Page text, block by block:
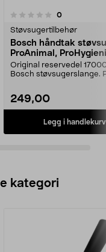
0anmeldelser
Støvsugertilbehør
Bosch håndtak
ProAnimal,
Original reservedel
Bosch støvsugerslange.
249,00
Legg i handlekurv
5.0av 5 stjerner
kategori